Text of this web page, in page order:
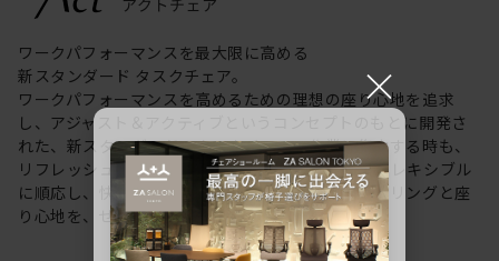
ワークパフォーマンスを最大限に高める
新スタンダード タスクチェア。
ワークパフォーマンスを高めるための理想の座り心地を追求
し、アジャスト＆アクティブというコンセプトのもとに開発さ
れた、新スタンダードのタスクチェア。作業に集中する時も、
リフレッシュする時も、座る姿勢や身体の動きにフレキシブル
に順応し、快適にサポートします。新感覚のスタイリングと座
り心地を、ぜひご体感ください。
×